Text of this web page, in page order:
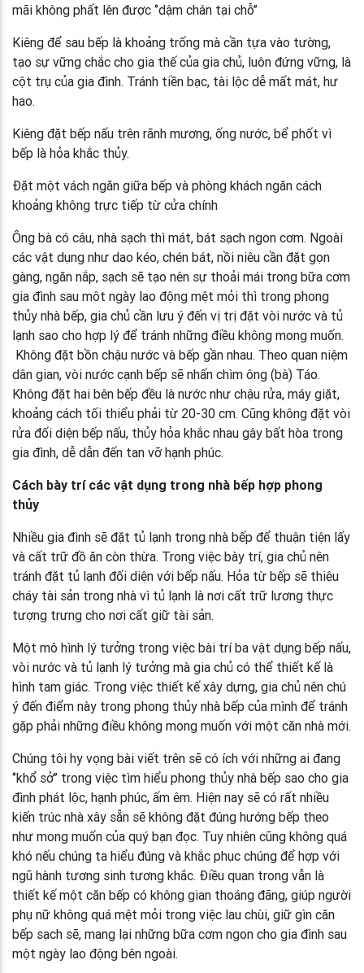
mãi không phất lên được ‘’dậm chân tại chỗ’’
Kiêng để sau bếp là khoảng trống mà cần tựa vào tường,
tạo sự vững chắc cho gia thế của gia chủ, luôn đứng vững, là
cột trụ của gia đình. Tránh tiền bạc, tài lộc dễ mất mát, hư
hao.
Kiêng đặt bếp nấu trên rãnh mương, ống nước, bể phốt vì
bếp là hỏa khắc thủy.
Đặt một vách ngăn giữa bếp và phòng khách ngăn cách
khoảng không trực tiếp từ cửa chính
Ông bà có câu, nhà sạch thì mát, bát sạch ngon cơm. Ngoài
các vật dụng như dao kéo, chén bát, nồi niêu cần đặt gọn
gàng, ngăn nắp, sạch sẽ tạo nên sự thoải mái trong bữa cơm
gia đình sau môt ngày lao động mệt mỏi thì trong phong
thủy nhà bếp, gia chủ cần lưu ý đến vị trị đặt vòi nước và tủ
lạnh sao cho hợp lý để tránh những điều không mong muốn.
Không đặt bồn chậu nước và bếp gần nhau. Theo quan niệm
dân gian, vòi nước cạnh bếp sẽ nhấn chìm ông (bà) Táo.
Không đặt hai bên bếp đều là nước như chậu rửa, máy giặt,
khoảng cách tối thiểu phải từ 20-30 cm. Cũng không đặt vòi
rửa đối diện bếp nấu, thủy hỏa khắc nhau gây bất hòa trong
gia đình, dễ dẫn đến tan vỡ hạnh phúc.
Cách bày trí các vật dụng trong nhà bếp hợp phong
thủy
Nhiều gia đình sẽ đặt tủ lạnh trong nhà bếp để thuận tiện lấy
và cất trữ đồ ăn còn thừa. Trong việc bày trí, gia chủ nên
tránh đặt tủ lạnh đối diện với bếp nấu. Hỏa từ bếp sẽ thiêu
cháy tài sản trong nhà vì tủ lạnh là nơi cất trữ lương thực
tượng trưng cho nơi cất giữ tài sản.
Một mô hình lý tưởng trong việc bài trí ba vật dụng bếp nấu,
vòi nước và tủ lạnh lý tưởng mà gia chủ có thể thiết kế là
hình tam giác. Trong việc thiết kế xây dựng, gia chủ nên chú
ý đến điểm này trong phong thủy nhà bếp của mình để tránh
gặp phải những điều không mong muốn với một căn nhà mới.
Chúng tôi hy vọng bài viết trên sẽ có ích với những ai đang
‘’khổ sở’’ trong việc tìm hiểu phong thủy nhà bếp sao cho gia
đình phát lộc, hạnh phúc, ấm êm. Hiện nay sẽ có rất nhiều
kiến trúc nhà xây sẵn sẽ không đặt đúng hướng bếp theo
như mong muốn của quý bạn đọc. Tuy nhiên cũng không quá
khó nếu chúng ta hiểu đúng và khắc phục chúng để hợp với
ngũ hành tương sinh tương khắc. Điều quan trong vẫn là
thiết kế một căn bếp có không gian thoáng đãng, giúp người
phụ nữ không quá mệt mỏi trong việc lau chùi, giữ gìn căn
bếp sạch sẽ, mang lại những bữa cơm ngon cho gia đình sau
một ngày lao động bên ngoài.